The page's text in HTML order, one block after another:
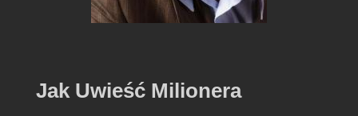
Jak Uwieść Milionera